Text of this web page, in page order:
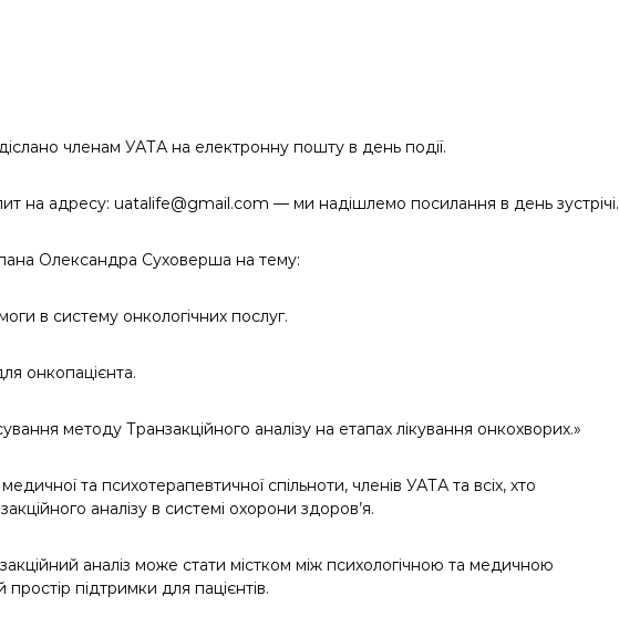
членам УАТА на електронну пошту в день події.
на адресу: uatalife@gmail.com — ми надішлемо посилання в день зустрічі.
Олександра Суховерша на тему:
в систему онкологічних послуг.
онкопацієнта.
методу Транзакційного аналізу на етапах лікування онкохворих.»
та психотерапевтичної спільноти, членів УАТА та всіх, хто
аналізу в системі охорони здоров’я.
аналіз може стати містком між психологічною та медичною
підтримки для пацієнтів.